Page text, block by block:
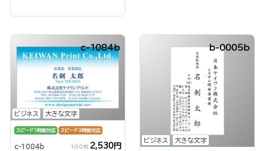
ビジネス 大きな文字
c-1084b
スピード1時間対応 スピード3時間対応
c-1084b 100枚 2,530円
ビジネス 大きな文字
b-0005b